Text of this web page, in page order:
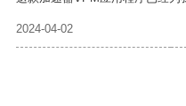
2024-04-02